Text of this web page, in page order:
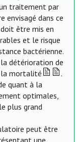
traitement par
envisagé dans ce
doit être mis en
et le risque
bactérienne.
détérioration de
mortalité
.
quant à la
optimales,
plus grand
peut être